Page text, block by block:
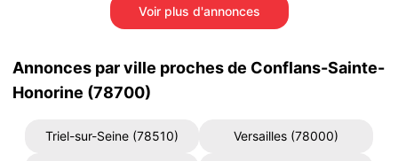
Voir plus d'annonces
Annonces par ville proches de Conflans-Sainte-
Honorine (78700)
Triel-sur-Seine (78510) Versailles (78000)